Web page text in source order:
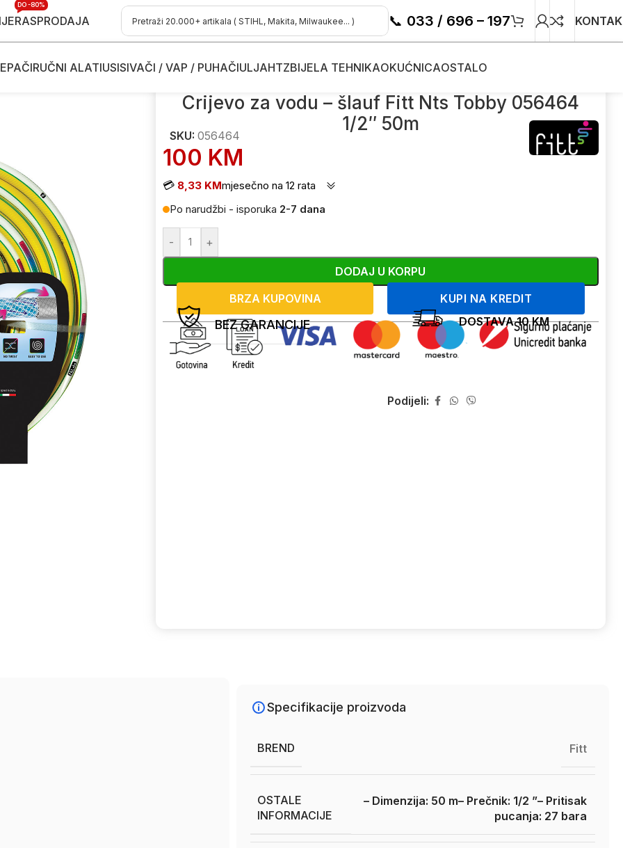
RASPRODAJA
DO -80%
📞 033 / 696 – 197
RUČNI ALATIUSISIVAČI / VAP / PUHAČIULJAHTZBIJELA TEHNIKAOKUĆNICAOSTALO
Crijevo za vodu – šlauf Fitt Nts Tobby 056464 1/2″ 50m
Crijevo za vodu – šlauf Fitt Nts Tobby 056464
1/2″ 50m
SKU: 056464
100 KM
💳 8,33 KMmjesečno na 12 rata
Po narudžbi - isporuka 2-7 dana
- +
DODAJ U KORPU
BRZA KUPOVINA
KUPI NA KREDIT
BEZ GARANCIJE DOSTAVA 10 KM
Podijeli:
Specifikacije proizvoda
BREND Fitt
OSTALE
INFORMACIJE
– Dimenzija: 50 m– Prečnik: 1/2 ”– Pritisak
pucanja: 27 bara